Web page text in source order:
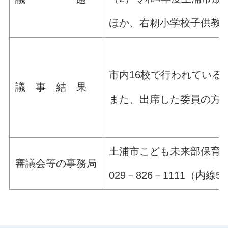
ほか、右籾小学校子供教
議 事 結 果
市内16校で行われている
また、出席した委員の方
審議会等の事務局
土浦市こども未来部保
029－826－1111（内線